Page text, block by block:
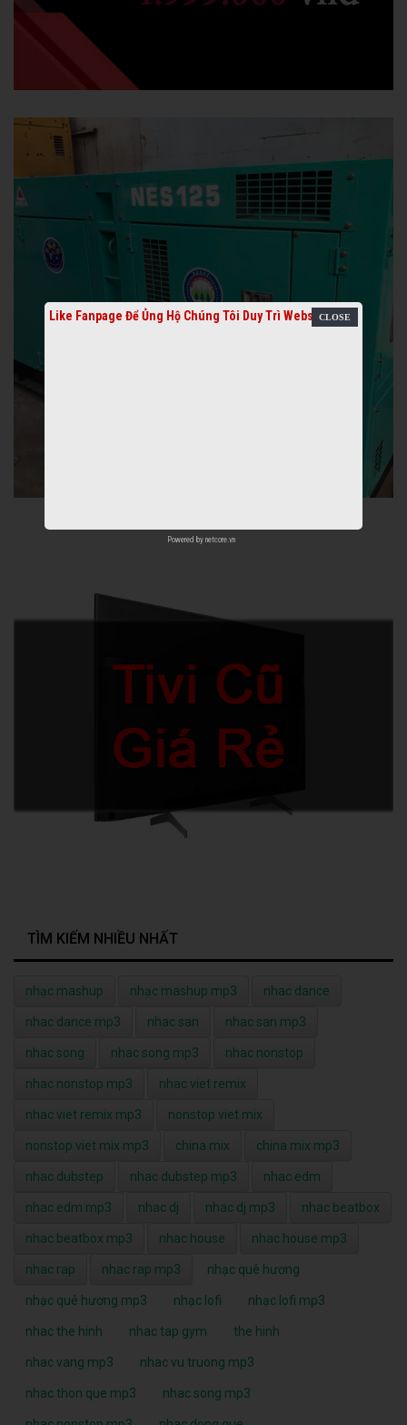
TÌM KIẾM NHIỀU NHẤT
nhạc mashup nhạc mashup mp3 nhac dance
nhac dance mp3 nhac san nhac san mp3
nhac song nhac song mp3 nhac nonstop
nhac nonstop mp3 nhac viet remix
nhac viet remix mp3 nonstop viet mix
nonstop viet mix mp3 china mix china mix mp3
nhac dubstep nhac dubstep mp3 nhac edm
nhac edm mp3 nhac dj nhac dj mp3 nhac beatbox
nhac beatbox mp3 nhac house nhac house mp3
nhac rap nhac rap mp3 nhạc quê hương
nhạc quê hương mp3 nhạc lofi nhạc lofi mp3
nhac the hinh nhac tap gym the hinh
nhac vang mp3 nhac vu truong mp3
nhac thon que mp3 nhac song mp3
Like Fanpage Để Ủng Hộ Chúng Tôi Duy Trì Website
Powered by netcore.vn